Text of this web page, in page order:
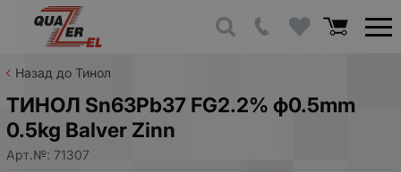
Назад до Тинол
ТИНОЛ Sn63Pb37 FG2.2% ф0.5mm
0.5kg Balver Zinn
Арт.№: 71307